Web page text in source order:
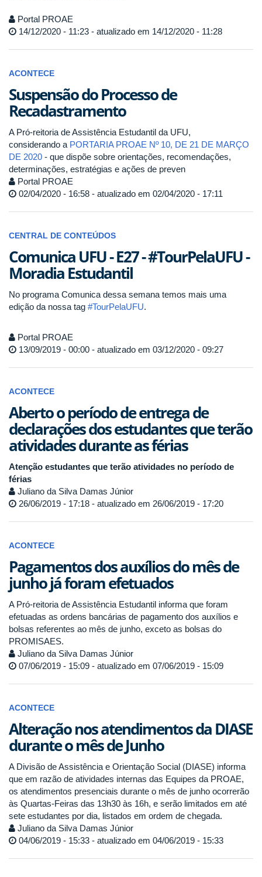
Portal PROAE
14/12/2020 - 11:23 - atualizado em 14/12/2020 - 11:28
ACONTECE
Suspensão do Processo de
Recadastramento
A Pró-reitoria de Assistência Estudantil da UFU,
considerando a PORTARIA PROAE Nº 10, DE 21 DE MARÇO
DE 2020 - que dispõe sobre orientações, recomendações,
determinações, estratégias e ações de preven
Portal PROAE
02/04/2020 - 16:58 - atualizado em 02/04/2020 - 17:11
CENTRAL DE CONTEÚDOS
Comunica UFU - E27 - #TourPelaUFU -
Moradia Estudantil
No programa Comunica dessa semana temos mais uma
edição da nossa tag #TourPelaUFU.
Portal PROAE
13/09/2019 - 00:00 - atualizado em 03/12/2020 - 09:27
ACONTECE
Aberto o período de entrega de
declarações dos estudantes que terão
atividades durante as férias
Atenção estudantes que terão atividades no período de
férias
Juliano da Silva Damas Júnior
26/06/2019 - 17:18 - atualizado em 26/06/2019 - 17:20
ACONTECE
Pagamentos dos auxílios do mês de
junho já foram efetuados
A Pró-reitoria de Assistência Estudantil informa que foram
efetuadas as ordens bancárias de pagamento dos auxílios e
bolsas referentes ao mês de junho, exceto as bolsas do
PROMISAES.
Juliano da Silva Damas Júnior
07/06/2019 - 15:09 - atualizado em 07/06/2019 - 15:09
ACONTECE
Alteração nos atendimentos da DIASE
durante o mês de Junho
A Divisão de Assistência e Orientação Social (DIASE) informa
que em razão de atividades internas das Equipes da PROAE,
os atendimentos presenciais durante o mês de junho ocorrerão
às Quartas-Feiras das 13h30 às 16h, e serão limitados em até
sete estudantes por dia, listados em ordem de chegada.
Juliano da Silva Damas Júnior
04/06/2019 - 15:33 - atualizado em 04/06/2019 - 15:33